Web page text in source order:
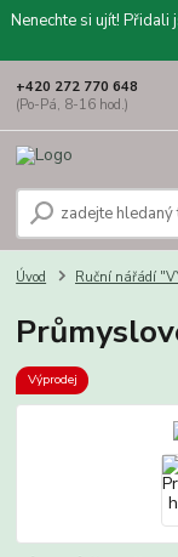
Nenechte si ujít!
+420 272 770 648
(Po-Pá, 8-16 hod.)
Úvod Ruční nářádí
Výprodej